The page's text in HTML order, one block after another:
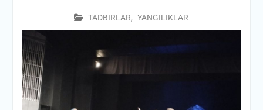
TADBIRLAR, YANGILIKLAR